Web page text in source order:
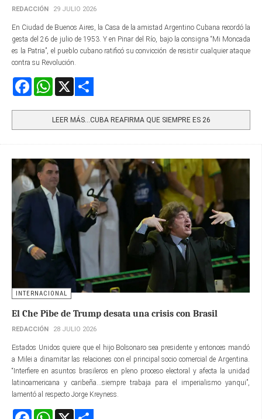
REDACCIÓN 29 JULIO 2026
En Ciudad de Buenos Aires, la Casa de la amistad Argentino Cubana recordó la
gesta del 26 de julio de 1953. Y en Pinar del Río, bajo la consigna “Mi Moncada
es la Patria”, el pueblo cubano ratificó su convicción de resistir cualquier ataque
contra su Revolución.
FacebookWhatsApp
LEER MÁS…CUBA REAFIRMA QUE SIEMPRE ES 26
INTERNACIONAL
El Che Pibe de Trump desata una crisis con Brasil
REDACCIÓN 28 JULIO 2026
Estados Unidos quiere que el hijo Bolsonaro sea presidente y entonces mandó
a Milei a dinamitar las relaciones con el principal socio comercial de Argentina.
“Interfiere en asuntos brasileros en pleno proceso electoral y afecta la unidad
latinoamericana y caribeña...siempre trabaja para el imperialismo yanqui”,
lamentó al respecto Jorge Kreyness.
FacebookWhatsApp